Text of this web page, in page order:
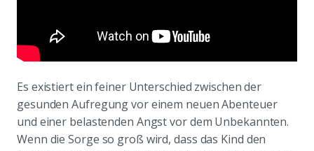
Es existiert ein feiner Unterschied zwischen der
gesunden Aufregung vor einem neuen Abenteuer
und einer belastenden Angst vor dem Unbekannten.
Wenn die Sorge so groß wird, dass das Kind den